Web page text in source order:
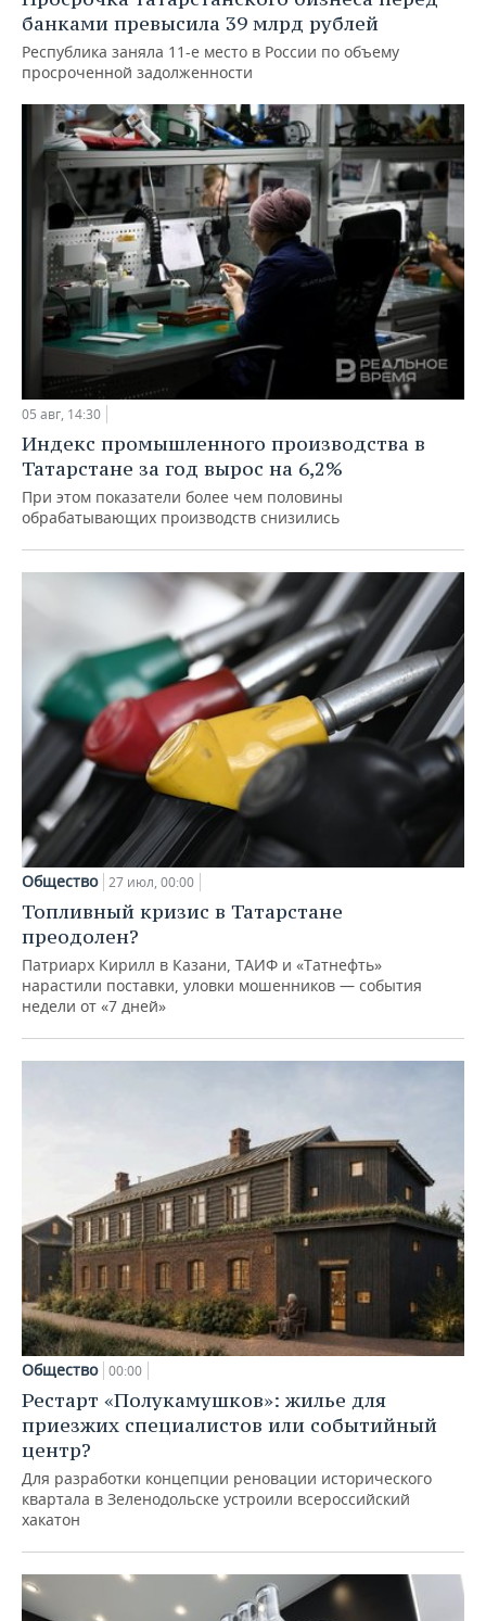
банками превысила 39 млрд рублей
Республика заняла 11-е место в России по объему
просроченной задолженности
05 авг, 14:30
Индекс промышленного производства в
Татарстане за год вырос на 6,2%
При этом показатели более чем половины
обрабатывающих производств снизились
Общество 27 июл, 00:00
Топливный кризис в Татарстане
преодолен?
Патриарх Кирилл в Казани, ТАИФ и «Татнефть»
нарастили поставки, уловки мошенников — события
недели от «7 дней»
Общество 00:00
Рестарт «Полукамушков»: жилье для
приезжих специалистов или событийный
центр?
Для разработки концепции реновации исторического
квартала в Зеленодольске устроили всероссийский
хакатон